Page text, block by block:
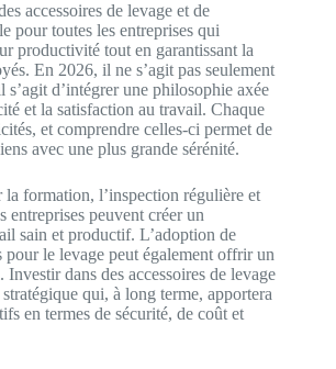
accessoires de levage et de
pour toutes les entreprises qui
productivité tout en garantissant la
En 2026, il ne s’agit pas seulement
s’agit d’intégrer une philosophie axée
et la satisfaction au travail. Chaque
et comprendre celles-ci permet de
avec une plus grande sérénité.
la formation, l’inspection régulière et
entreprises peuvent créer un
sain et productif. L’adoption de
pour le levage peut également offrir un
dans des accessoires de levage
qui, à long terme, apportera
en termes de sécurité, de coût et